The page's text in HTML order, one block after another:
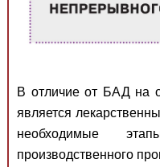
В отличие от БАД на
является
необходимые
производственного